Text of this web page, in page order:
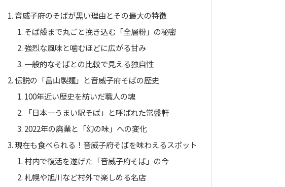
音威子府のそばが黒い理由とその最大の特徴
そば殻まで丸ごと挽き込む「全層粉」の秘密
強烈な風味と噛むほどに広がる甘み
一般的なそばとの比較で見える独自性
伝説の「畠山製麺」と音威子府そばの歴史
100年近い歴史を紡いだ職人の魂
「日本一うまい駅そば」と呼ばれた常盤軒
2022年の廃業と「幻の味」への変化
現在も食べられる！音威子府そばを味わえるスポット
村内で復活を遂げた「音威子府そば」の今
札幌や旭川など村外で楽しめる名店